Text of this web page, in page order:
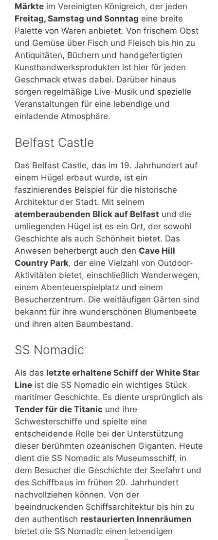
Märkte im Vereinigten Königreich, der jeden
Freitag, Samstag und Sonntag eine breite
Palette von Waren anbietet. Von frischem Obst
und Gemüse über Fisch und Fleisch bis hin zu
Antiquitäten, Büchern und handgefertigten
Kunsthandwerksprodukten ist hier für jeden
Geschmack etwas dabei. Darüber hinaus
sorgen regelmäßige Live-Musik und spezielle
Veranstaltungen für eine lebendige und
einladende Atmosphäre.
Belfast Castle
Das Belfast Castle, das im 19. Jahrhundert auf
einem Hügel erbaut wurde, ist ein
faszinierendes Beispiel für die historische
Architektur der Stadt. Mit seinem
atemberaubenden Blick auf Belfast und die
umliegenden Hügel ist es ein Ort, der sowohl
Geschichte als auch Schönheit bietet. Das
Anwesen beherbergt auch den Cave Hill
Country Park, der eine Vielzahl von Outdoor-
Aktivitäten bietet, einschließlich Wanderwegen,
einem Abenteuerspielplatz und einem
Besucherzentrum. Die weitläufigen Gärten sind
bekannt für ihre wunderschönen Blumenbeete
und ihren alten Baumbestand.
SS Nomadic
Als das letzte erhaltene Schiff der White Star
Line ist die SS Nomadic ein wichtiges Stück
maritimer Geschichte. Es diente ursprünglich als
Tender für die Titanic und ihre
Schwesterschiffe und spielte eine
entscheidende Rolle bei der Unterstützung
dieser berühmten ozeanischen Giganten. Heute
dient die SS Nomadic als Museumsschiff, in
dem Besucher die Geschichte der Seefahrt und
des Schiffbaus im frühen 20. Jahrhundert
nachvollziehen können. Von der
beeindruckenden Schiffsarchitektur bis hin zu
den authentisch restaurierten Innenräumen
bietet die SS Nomadic einen lebendigen